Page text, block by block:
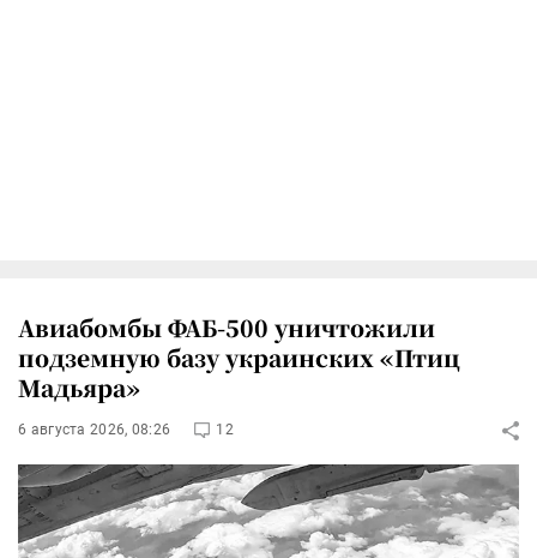
Авиабомбы ФАБ-500 уничтожили
подземную базу украинских «Птиц
Мадьяра»
6 августа 2026, 08:26 12